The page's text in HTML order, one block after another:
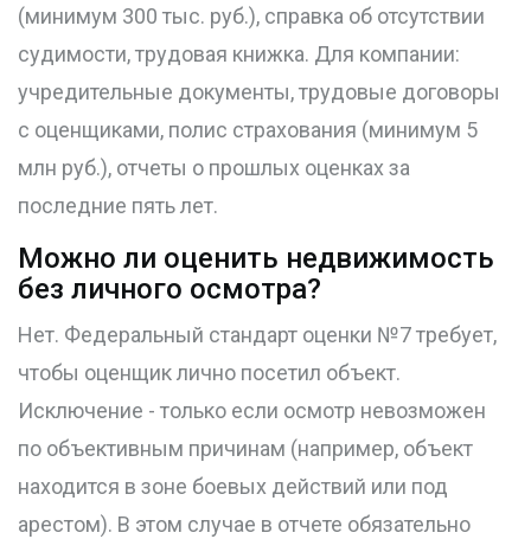
(минимум 300 тыс. руб.), справка об отсутствии
судимости, трудовая книжка. Для компании:
учредительные документы, трудовые договоры
с оценщиками, полис страхования (минимум 5
млн руб.), отчеты о прошлых оценках за
последние пять лет.
Можно ли оценить недвижимость
без личного осмотра?
Нет. Федеральный стандарт оценки №7 требует,
чтобы оценщик лично посетил объект.
Исключение - только если осмотр невозможен
по объективным причинам (например, объект
находится в зоне боевых действий или под
арестом). В этом случае в отчете обязательно